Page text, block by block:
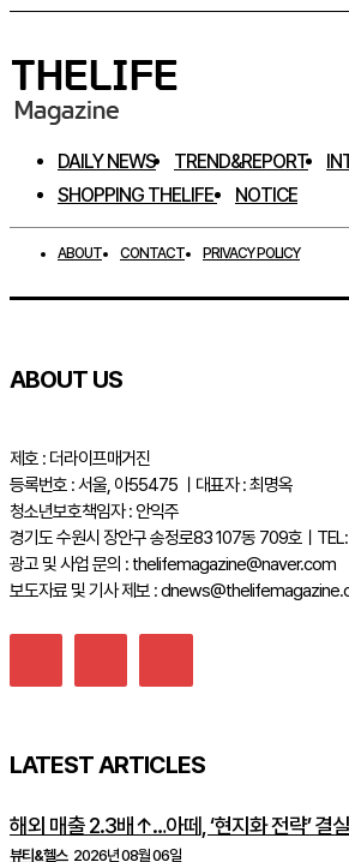
DAILY NEWS TREND&REPORT
SHOPPING THELIFE
NOTICE
ABOUT CONTACT PRIVACY POLICY
ABOUT US
제호 : 더라이프매거진
등록번호 : 서울, 아55475 ㅣ대표자 : 최명옥
청소년보호책임자 : 안익주
경기도 수원시 장안구 송정로83 107동 709호ㅣ
광고 및 사업 문의 : thelifemagazine@naver.com
보도자료 및 기사 제보 :
LATEST ARTICLES
해외 매출 2.3배↑…아떼, ‘현지화 전략’ 결실
뷰티&헬스 2026년 08월 06일